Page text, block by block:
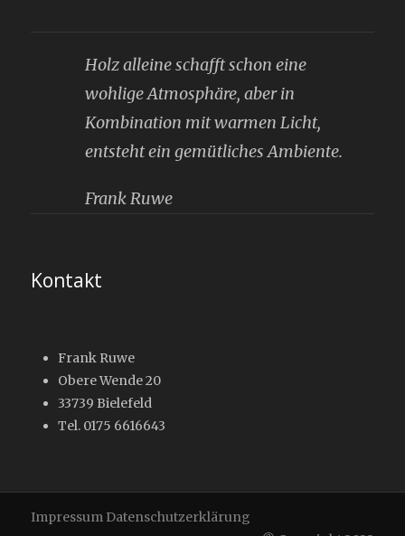
Holz alleine schafft schon eine
wohlige Atmosphäre, aber in
Kombination mit warmen Licht,
entsteht ein gemütliches Ambiente.
Frank Ruwe
Kontakt
Frank Ruwe
Obere Wende 20
33739 Bielefeld
Tel. 0175 6616643
Impressum Datenschutzerklärung